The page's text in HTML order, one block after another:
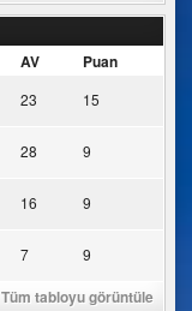
AV Puan
23 15
28 9
16 9
7 9
Tüm tabloyu görüntüle